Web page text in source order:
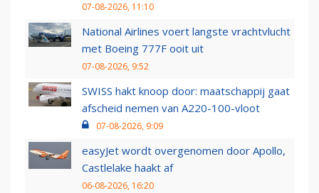
07-08-2026, 11:10
National Airlines voert langste vrachtvlucht
met Boeing 777F ooit uit
07-08-2026, 9:52
SWISS hakt knoop door: maatschappij gaat
afscheid nemen van A220-100-vloot
07-08-2026, 9:09
easyJet wordt overgenomen door Apollo,
Castlelake haakt af
06-08-2026, 16:20